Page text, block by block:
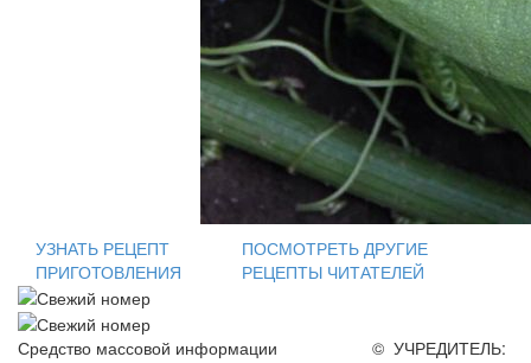
УЗНАТЬ РЕЦЕПТ
ПРИГОТОВЛЕНИЯ
ПОСМОТРЕТЬ ДРУГИЕ
РЕЦЕПТЫ ЧИТАТЕЛЕЙ
Средство массовой информации
© УЧРЕДИТЕЛЬ: